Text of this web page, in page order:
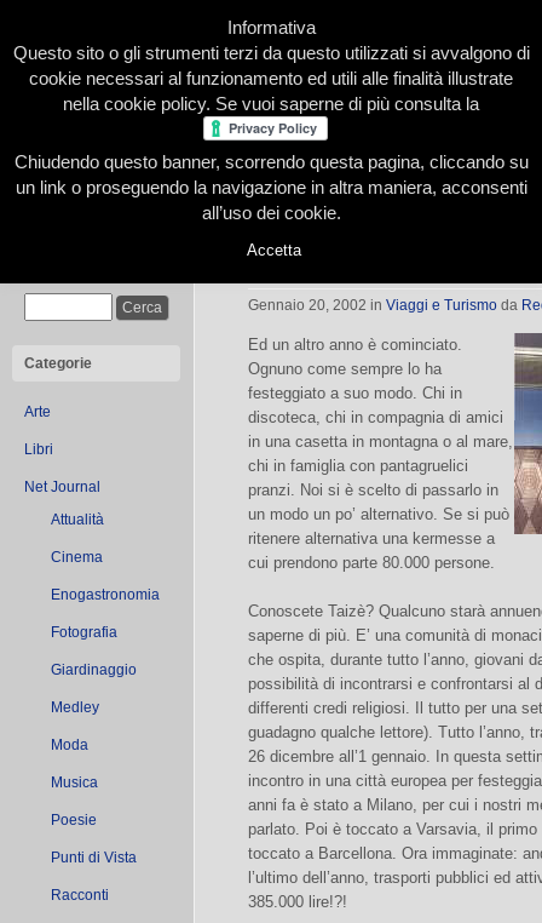
Home Presentazione Redazione Le nostre firme
Categorie
Arte
Libri
Net Journal
Attualità
Cinema
Enogastronomia
Fotografia
Giardinaggio
Medley
Moda
Musica
Poesie
Punti di Vista
Racconti
Da Taizé a Barcellona
Gennaio 20, 2002 in Viaggi e Turismo da
Ed un altro anno è cominciato.
Ognuno come sempre lo ha
festeggiato a suo modo. Chi in
discoteca, chi in compagnia di amici
in una casetta in montagna o al mare,
chi in famiglia con pantagruelici
pranzi. Noi si è scelto di passarlo in
un modo un po’ alternativo. Se si può
ritenere alternativa una kermesse a
cui prendono parte 80.000 persone.
Conoscete Taizè? Qualcuno starà
saperne di più. E’ una comunità di
che ospita, durante tutto l’anno, giovani
possibilità di incontrarsi e confrontarsi al
differenti credi religiosi. Il tutto per una
guadagno qualche lettore). Tutto l’anno,
26 dicembre all’1 gennaio. In questa
incontro in una città europea per
anni fa è stato a Milano, per cui i nostri
parlato. Poi è toccato a Varsavia, il
toccato a Barcellona. Ora immaginate:
l’ultimo dell’anno, trasporti pubblici ed
385.000 lire!?!
Informativa
Questo sito o gli strumenti terzi da questo utilizzati si avvalgono di
cookie necessari al funzionamento ed utili alle finalità illustrate
nella cookie policy. Se vuoi saperne di più consulta la
Chiudendo questo banner, scorrendo questa pagina, cliccando su
un link o proseguendo la navigazione in altra maniera, acconsenti
all’uso dei cookie.
Accetta